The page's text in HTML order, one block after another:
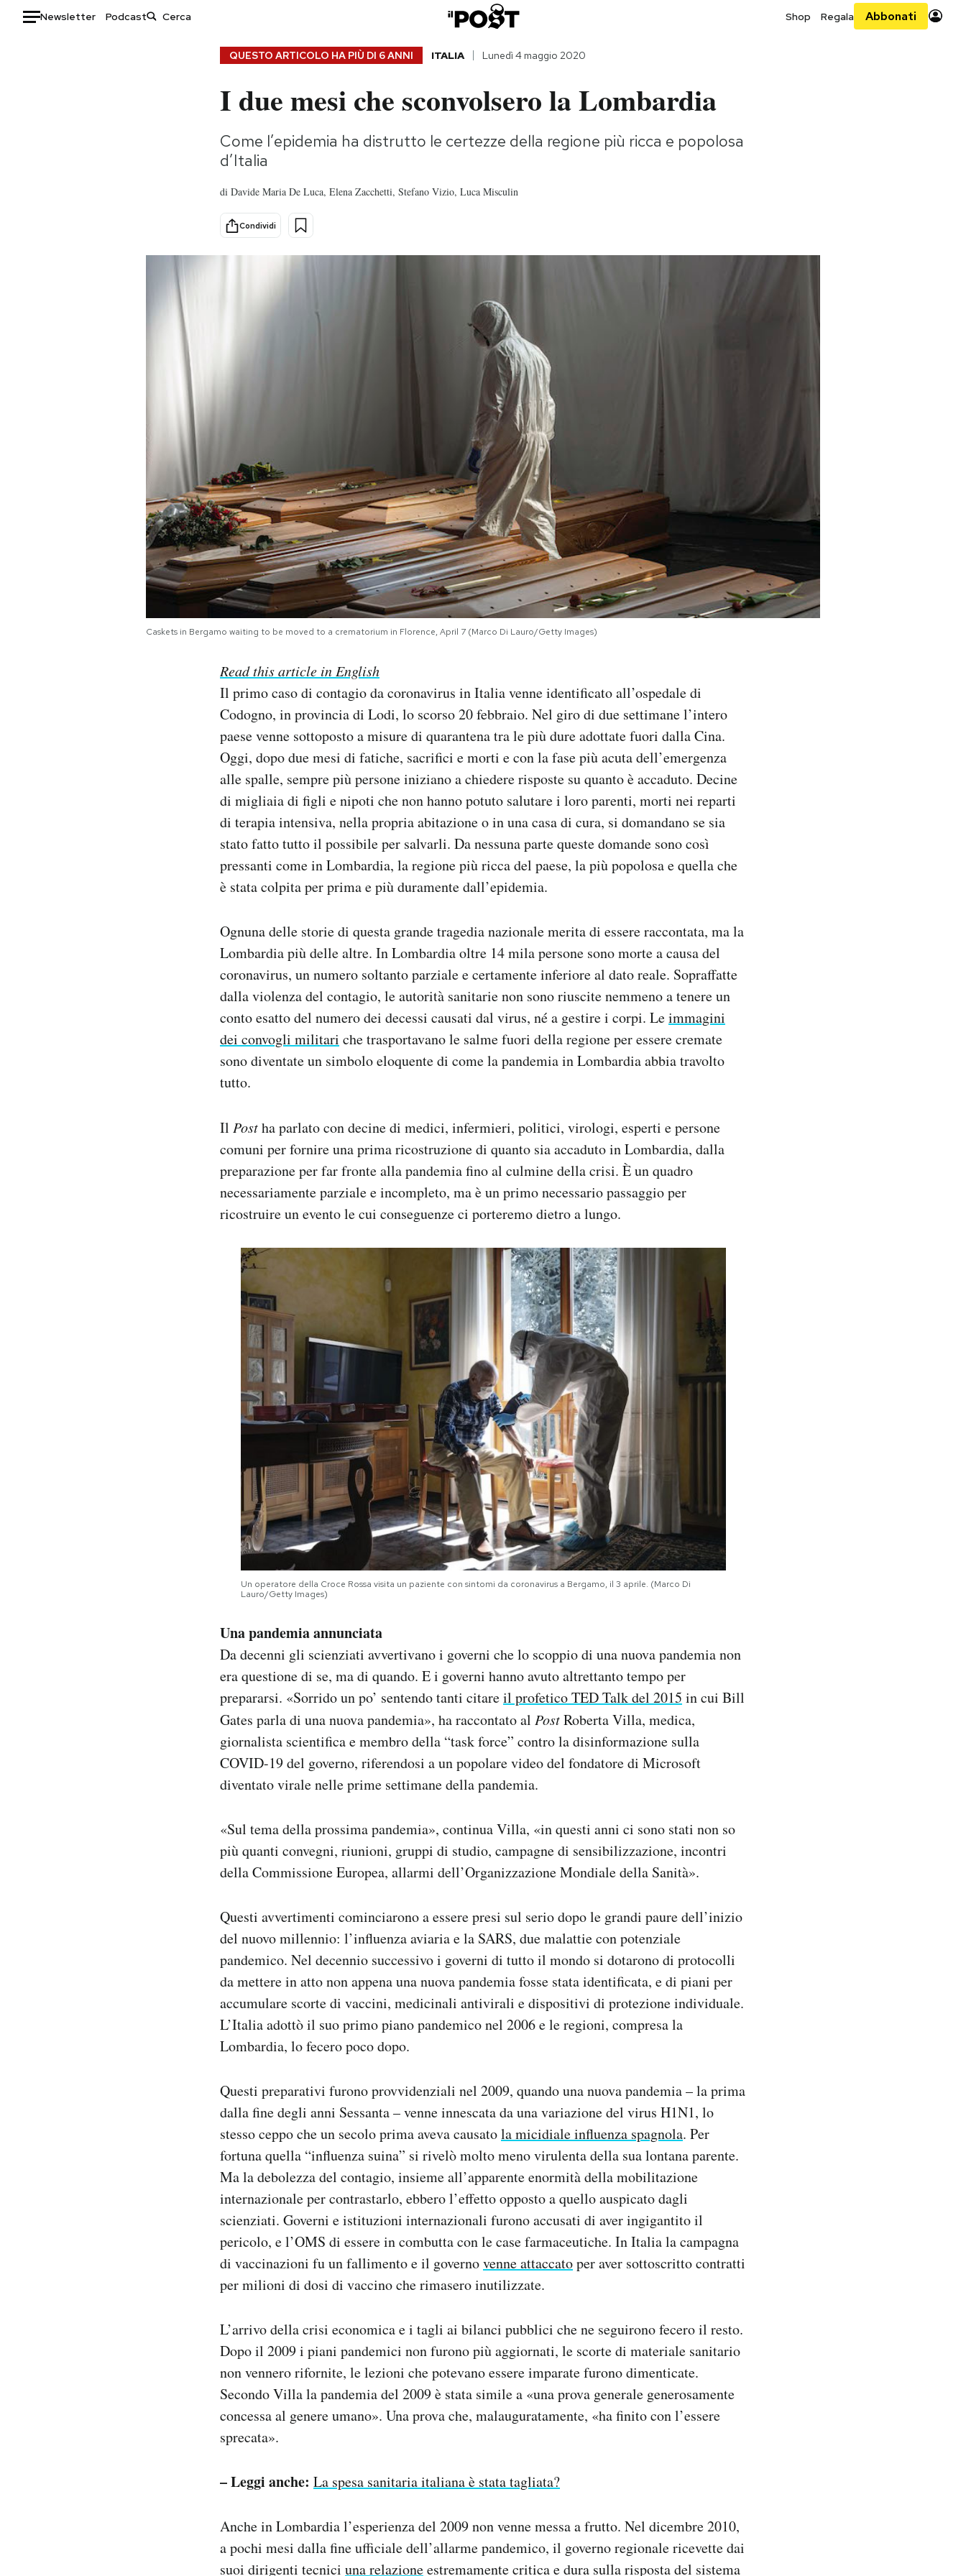
Newsletter Podcast Shop Regala Abbonati
Consumismi
Mondiali calcio 2026
AREA PERSONALE
QUESTO ARTICOLO HA PIÙ DI 6 ANNI ITALIA Lunedì 4 maggio 2020
I due mesi che sconvolsero la Lombardia
Come l’epidemia ha distrutto le certezze della regione più ricca e popolosa
d’Italia
di Davide Maria De Luca, Elena Zacchetti, Stefano Vizio, Luca Misculin
Condividi
Caskets in Bergamo waiting to be moved to a crematorium in Florence, April 7 (Marco Di Lauro/Getty Images)
Read this article in English
Il primo caso di contagio da coronavirus in Italia venne identificato all’ospedale di
Codogno, in provincia di Lodi, lo scorso 20 febbraio. Nel giro di due settimane l’intero
paese venne sottoposto a misure di quarantena tra le più dure adottate fuori dalla Cina.
Oggi, dopo due mesi di fatiche, sacrifici e morti e con la fase più acuta dell’emergenza
alle spalle, sempre più persone iniziano a chiedere risposte su quanto è accaduto. Decine
di migliaia di figli e nipoti che non hanno potuto salutare i loro parenti, morti nei reparti
di terapia intensiva, nella propria abitazione o in una casa di cura, si domandano se sia
stato fatto tutto il possibile per salvarli. Da nessuna parte queste domande sono così
pressanti come in Lombardia, la regione più ricca del paese, la più popolosa e quella che
è stata colpita per prima e più duramente dall’epidemia.
Ognuna delle storie di questa grande tragedia nazionale merita di essere raccontata, ma la
Lombardia più delle altre. In Lombardia oltre 14 mila persone sono morte a causa del
coronavirus, un numero soltanto parziale e certamente inferiore al dato reale. Sopraffatte
dalla violenza del contagio, le autorità sanitarie non sono riuscite nemmeno a tenere un
conto esatto del numero dei decessi causati dal virus, né a gestire i corpi. Leimmagini
dei convogli militari che trasportavano le salme fuori della regione per essere cremate
sono diventate un simbolo eloquente di come la pandemia in Lombardia abbia travolto
tutto.
Il Postha parlato con decine di medici, infermieri, politici, virologi, esperti e persone
comuni per fornire una prima ricostruzione di quanto sia accaduto in Lombardia, dalla
preparazione per far fronte alla pandemia fino al culmine della crisi. È un quadro
necessariamente parziale e incompleto, ma è un primo necessario passaggio per
ricostruire un evento le cui conseguenze ci porteremo dietro a lungo.
Un operatore della Croce Rossa visita un paziente con sintomi da coronavirus a Bergamo, il 3 aprile. (Marco Di
Lauro/Getty Images)
Una pandemia annunciata
Da decenni gli scienziati avvertivano i governi che lo scoppio di una nuova pandemia non
era questione di se, ma di quando. E i governi hanno avuto altrettanto tempo per
prepararsi. «Sorrido un po’ sentendo tanti citareil profetico TED Talk del 2015 in cui Bill
Gates parla di una nuova pandemia», ha raccontato al PostRoberta Villa, medica,
giornalista scientifica e membro della “task force” contro la disinformazione sulla
COVID-19 del governo, riferendosi a un popolare video del fondatore di Microsoft
diventato virale nelle prime settimane della pandemia.
«Sul tema della prossima pandemia», continua Villa, «in questi anni ci sono stati non so
più quanti convegni, riunioni, gruppi di studio, campagne di sensibilizzazione, incontri
della Commissione Europea, allarmi dell’Organizzazione Mondiale della Sanità».
Questi avvertimenti cominciarono a essere presi sul serio dopo le grandi paure dell’inizio
del nuovo millennio: l’influenza aviaria e la SARS, due malattie con potenziale
pandemico. Nel decennio successivo i governi di tutto il mondo si dotarono di protocolli
da mettere in atto non appena una nuova pandemia fosse stata identificata, e di piani per
accumulare scorte di vaccini, medicinali antivirali e dispositivi di protezione individuale.
L’Italia adottò il suo primo piano pandemico nel 2006 e le regioni, compresa la
Lombardia, lo fecero poco dopo.
Questi preparativi furono provvidenziali nel 2009, quando una nuova pandemia – la prima
dalla fine degli anni Sessanta – venne innescata da una variazione del virus H1N1, lo
stesso ceppo che un secolo prima aveva causatola micidiale influenza spagnola. Per
fortuna quella “influenza suina” si rivelò molto meno virulenta della sua lontana parente.
Ma la debolezza del contagio, insieme all’apparente enormità della mobilitazione
internazionale per contrastarlo, ebbero l’effetto opposto a quello auspicato dagli
scienziati. Governi e istituzioni internazionali furono accusati di aver ingigantito il
pericolo, e l’OMS di essere in combutta con le case farmaceutiche. In Italia la campagna
di vaccinazioni fu un fallimento e il governovenne attaccatoper aver sottoscritto contratti
per milioni di dosi di vaccino che rimasero inutilizzate.
L’arrivo della crisi economica e i tagli ai bilanci pubblici che ne seguirono fecero il resto.
Dopo il 2009 i piani pandemici non furono più aggiornati, le scorte di materiale sanitario
non vennero rifornite, le lezioni che potevano essere imparate furono dimenticate.
Secondo Villa la pandemia del 2009 è stata simile a «una prova generale generosamente
concessa al genere umano». Una prova che, malauguratamente, «ha finito con l’essere
sprecata».
– Leggi anche: La spesa sanitaria italiana è stata tagliata?
Anche in Lombardia l’esperienza del 2009 non venne messa a frutto. Nel dicembre 2010,
a pochi mesi dalla fine ufficiale dell’allarme pandemico, il governo regionale ricevette dai
suoi dirigenti tecnici una relazioneestremamente critica e dura sulla risposta del sistema